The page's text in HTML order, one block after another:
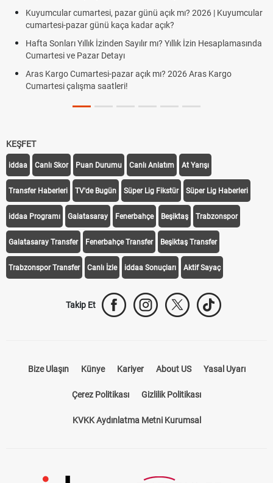
Kuyumcular cumartesi, pazar günü açık mı? 2026 | Kuyumcular
cumartesi-pazar günü kaça kadar açık?
Hafta Sonları Yıllık İzinden Sayılır mı? Yıllık İzin Hesaplamasında
Cumartesi ve Pazar Detayı
Aras Kargo Cumartesi-pazar açık mı? 2026 Aras Kargo
Cumartesi çalışma saatleri!
KEŞFET
iddaa Canlı Skor Puan Durumu Canlı Anlatım At Yarışı
Transfer Haberleri TV'de Bugün Süper Lig Fikstür Süper Lig Haberleri
iddaa Programı Galatasaray Fenerbahçe Beşiktaş Trabzonspor
Galatasaray Transfer Fenerbahçe Transfer Beşiktaş Transfer
Trabzonspor Transfer Canlı İzle iddaa Sonuçları Aktif Sayaç
Takip Et
Bize Ulaşın Künye Kariyer About US Yasal Uyarı
Çerez Politikası Gizlilik Politikası
KVKK Aydınlatma Metni Kurumsal